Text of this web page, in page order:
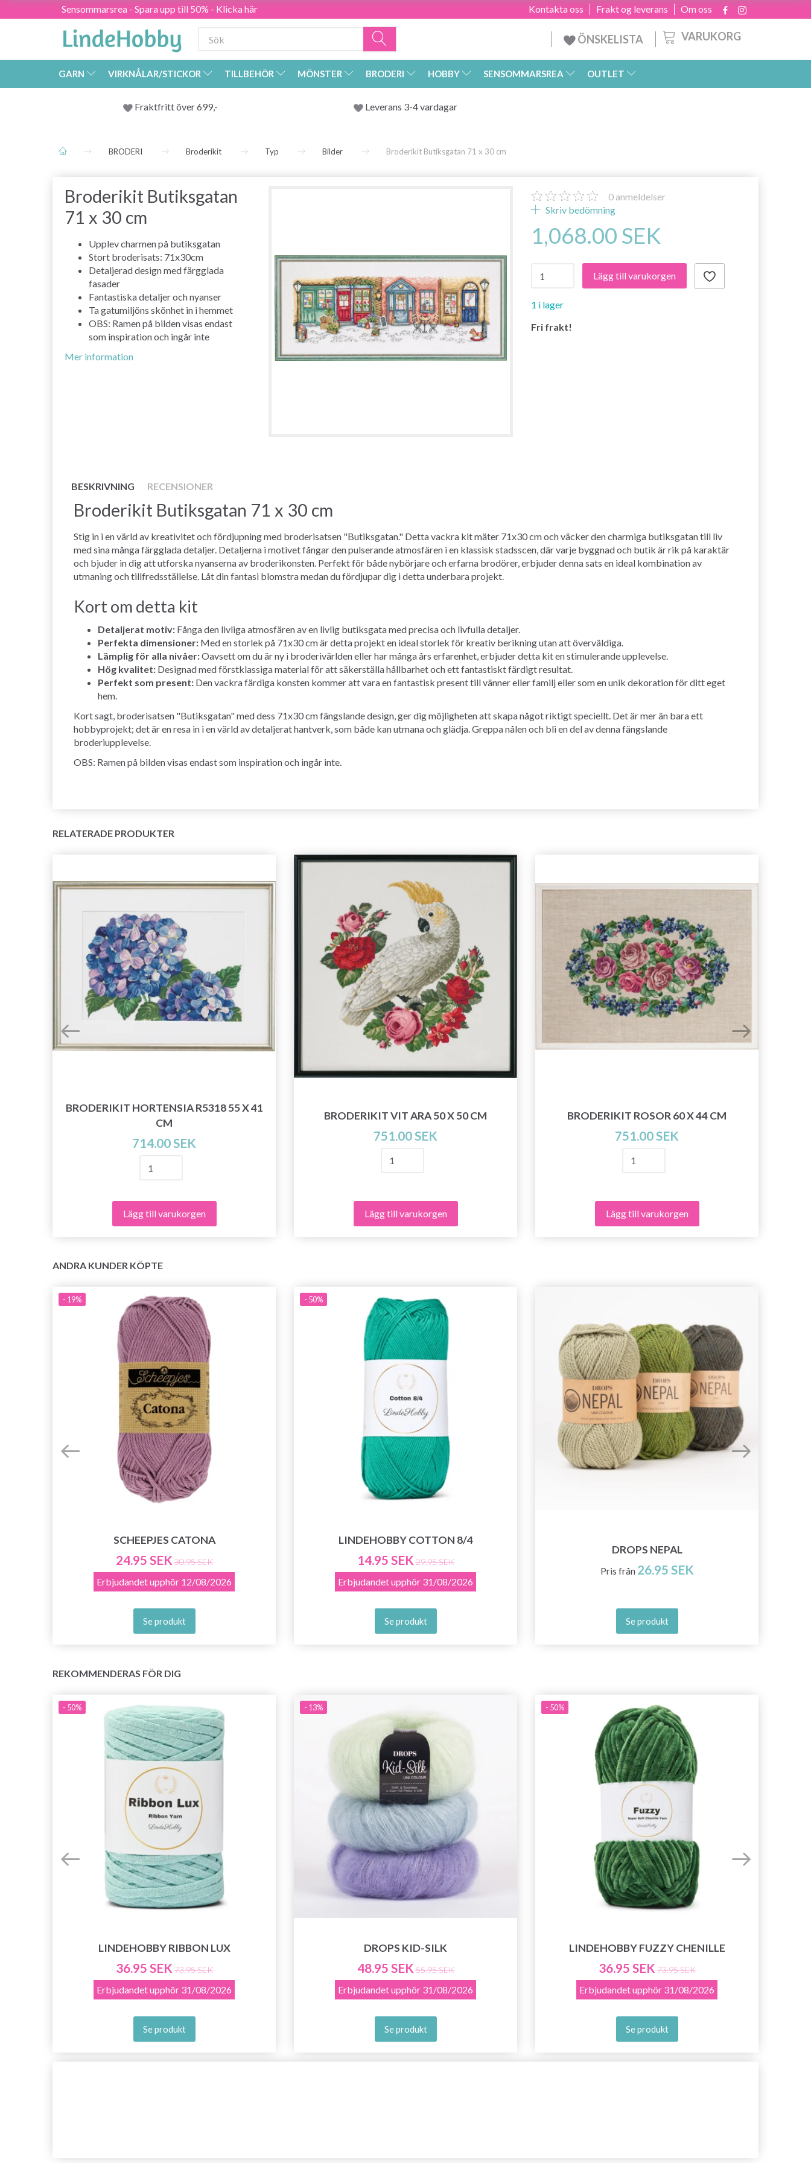
Sensommarsrea - Spara upp till 50% - Klicka här Om oss
Frakt og leverans
Kontakta oss
VARUKORG
ÖNSKELISTA
GARN VIRKNÅLAR/STICKOR TILLBEHÖR MÖNSTER BRODERI HOBBY SENSOMMARSREA OUTLET
Fraktfritt över 699,- Leverans 3-4 vardagar
BRODERI Broderikit Typ Bilder Broderikit Butiksgatan 71 x 30 cm
Broderikit Butiksgatan
71 x 30 cm
Upplev charmen på butiksgatan
Stort broderisats: 71x30cm
Detaljerad design med färgglada
fasader
Fantastiska detaljer och nyanser
Ta gatumiljöns skönhet in i hemmet
OBS: Ramen på bilden visas endast
som inspiration och ingår inte
Mer information
0 anmeldelser
Skriv bedömning
1,068.00 SEK
Lägg till varukorgen
1 i lager
Fri frakt!
BESKRIVNING RECENSIONER
Broderikit Butiksgatan 71 x 30 cm
Stig in i en värld av kreativitet och fördjupning med broderisatsen "Butiksgatan." Detta vackra kit mäter 71x30 cm och väcker den charmiga butiksgatan till liv
med sina många färgglada detaljer. Detaljerna i motivet fångar den pulserande atmosfären i en klassisk stadsscen, där varje byggnad och butik är rik på karaktär
och bjuder in dig att utforska nyanserna av broderikonsten. Perfekt för både nybörjare och erfarna brodörer, erbjuder denna sats en ideal kombination av
utmaning och tillfredsställelse. Låt din fantasi blomstra medan du fördjupar dig i detta underbara projekt.
Kort om detta kit
Detaljerat motiv: Fånga den livliga atmosfären av en livlig butiksgata med precisa och livfulla detaljer.
Perfekta dimensioner: Med en storlek på 71x30 cm är detta projekt en ideal storlek för kreativ berikning utan att överväldiga.
Lämplig för alla nivåer:Oavsett om du är ny i broderivärlden eller har många års erfarenhet, erbjuder detta kit en stimulerande upplevelse.
Hög kvalitet: Designad med förstklassiga material för att säkerställa hållbarhet och ett fantastiskt färdigt resultat.
Perfekt som present: Den vackra färdiga konsten kommer att vara en fantastisk present till vänner eller familj eller som en unik dekoration för ditt eget
hem.
Kort sagt, broderisatsen "Butiksgatan" med dess 71x30 cm fängslande design, ger dig möjligheten att skapa något riktigt speciellt. Det är mer än bara ett
hobbyprojekt; det är en resa in i en värld av detaljerat hantverk, som både kan utmana och glädja. Greppa nålen och bli en del av denna fängslande
broderiupplevelse.
OBS: Ramen på bilden visas endast som inspiration och ingår inte.
RELATERADE PRODUKTER
BRODERIKIT HORTENSIA R5318 55 X 41
CM
714.00 SEK
Lägg till varukorgen
BRODERIKIT VIT ARA 50 X 50 CM
751.00 SEK
Lägg till varukorgen
BRODERIKIT ROSOR 60 X 44 CM
751.00 SEK
Lägg till varukorgen
ANDRA KUNDER KÖPTE
- 19%
SCHEEPJES CATONA
24.95 SEK 30.95 SEK
Erbjudandet upphör 12/08/2026
Se produkt
- 50%
LINDEHOBBY COTTON 8/4
14.95 SEK 29.95 SEK
Erbjudandet upphör 31/08/2026
Se produkt
DROPS NEPAL
Pris från 26.95 SEK
Se produkt
REKOMMENDERAS FÖR DIG
- 50%
LINDEHOBBY RIBBON LUX
36.95 SEK 73.95 SEK
Erbjudandet upphör 31/08/2026
Se produkt
- 13%
DROPS KID-SILK
48.95 SEK 55.95 SEK
Erbjudandet upphör 31/08/2026
Se produkt
- 50%
LINDEHOBBY FUZZY CHENILLE
36.95 SEK 73.95 SEK
Erbjudandet upphör 31/08/2026
Se produkt
Bli en del av vår garn-gemenskap och få
exklusiv tillgång till inspirerande
stickmönster och specialerbjudanden!
Prenumerera
Nej tack